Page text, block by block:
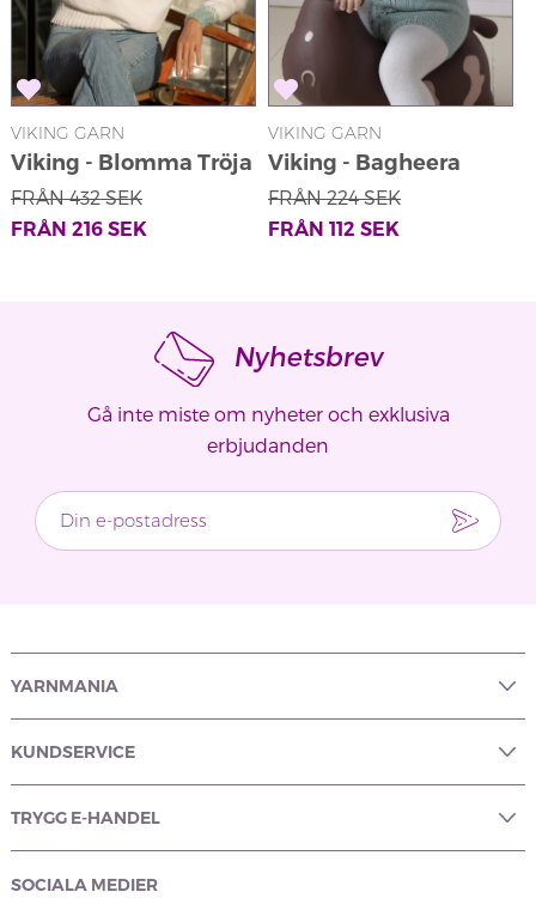
VIKING GARN
Viking - Blomma Tröja
2215-5
FRÅN 432SEK
FRÅN 216SEK
VIKING GARN
Viking - Bagheera
Body 2326-1
FRÅN 224SEK
FRÅN 112 SEK
Nyhetsbrev
Gå inte miste om nyheter och exklusiva
erbjudanden
YARNMANIA
KUNDSERVICE
TRYGG E-HANDEL
SOCIALA MEDIER